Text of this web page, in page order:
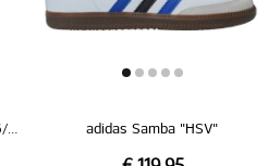
adidas ORI Warm up Shirt 26/27 adidas Samba "HSV"